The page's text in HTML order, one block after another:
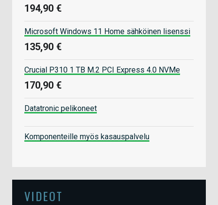
194,90 €
Microsoft Windows 11 Home sähköinen lisenssi
135,90 €
Crucial P310 1 TB M.2 PCI Express 4.0 NVMe
170,90 €
Datatronic pelikoneet
Komponenteille myös kasauspalvelu
VIDEOT